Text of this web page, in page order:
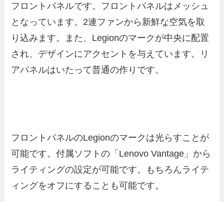
フロントパネルです。フロントパネルはメッシュ
となっています。2連ファンから新鮮な空気を取
り込みます。また、Legionのマークが中央に配置
され、デザインにアクセントを与えています。リ
アパネルはいたって普通の作りです。
フロントパネルのLegionのマークは光らすことが
可能です。付属ソフトの「Lenovo Vantage」から
ライティングの設定が可能です。もちろんライテ
ィングをオフにすることも可能です。